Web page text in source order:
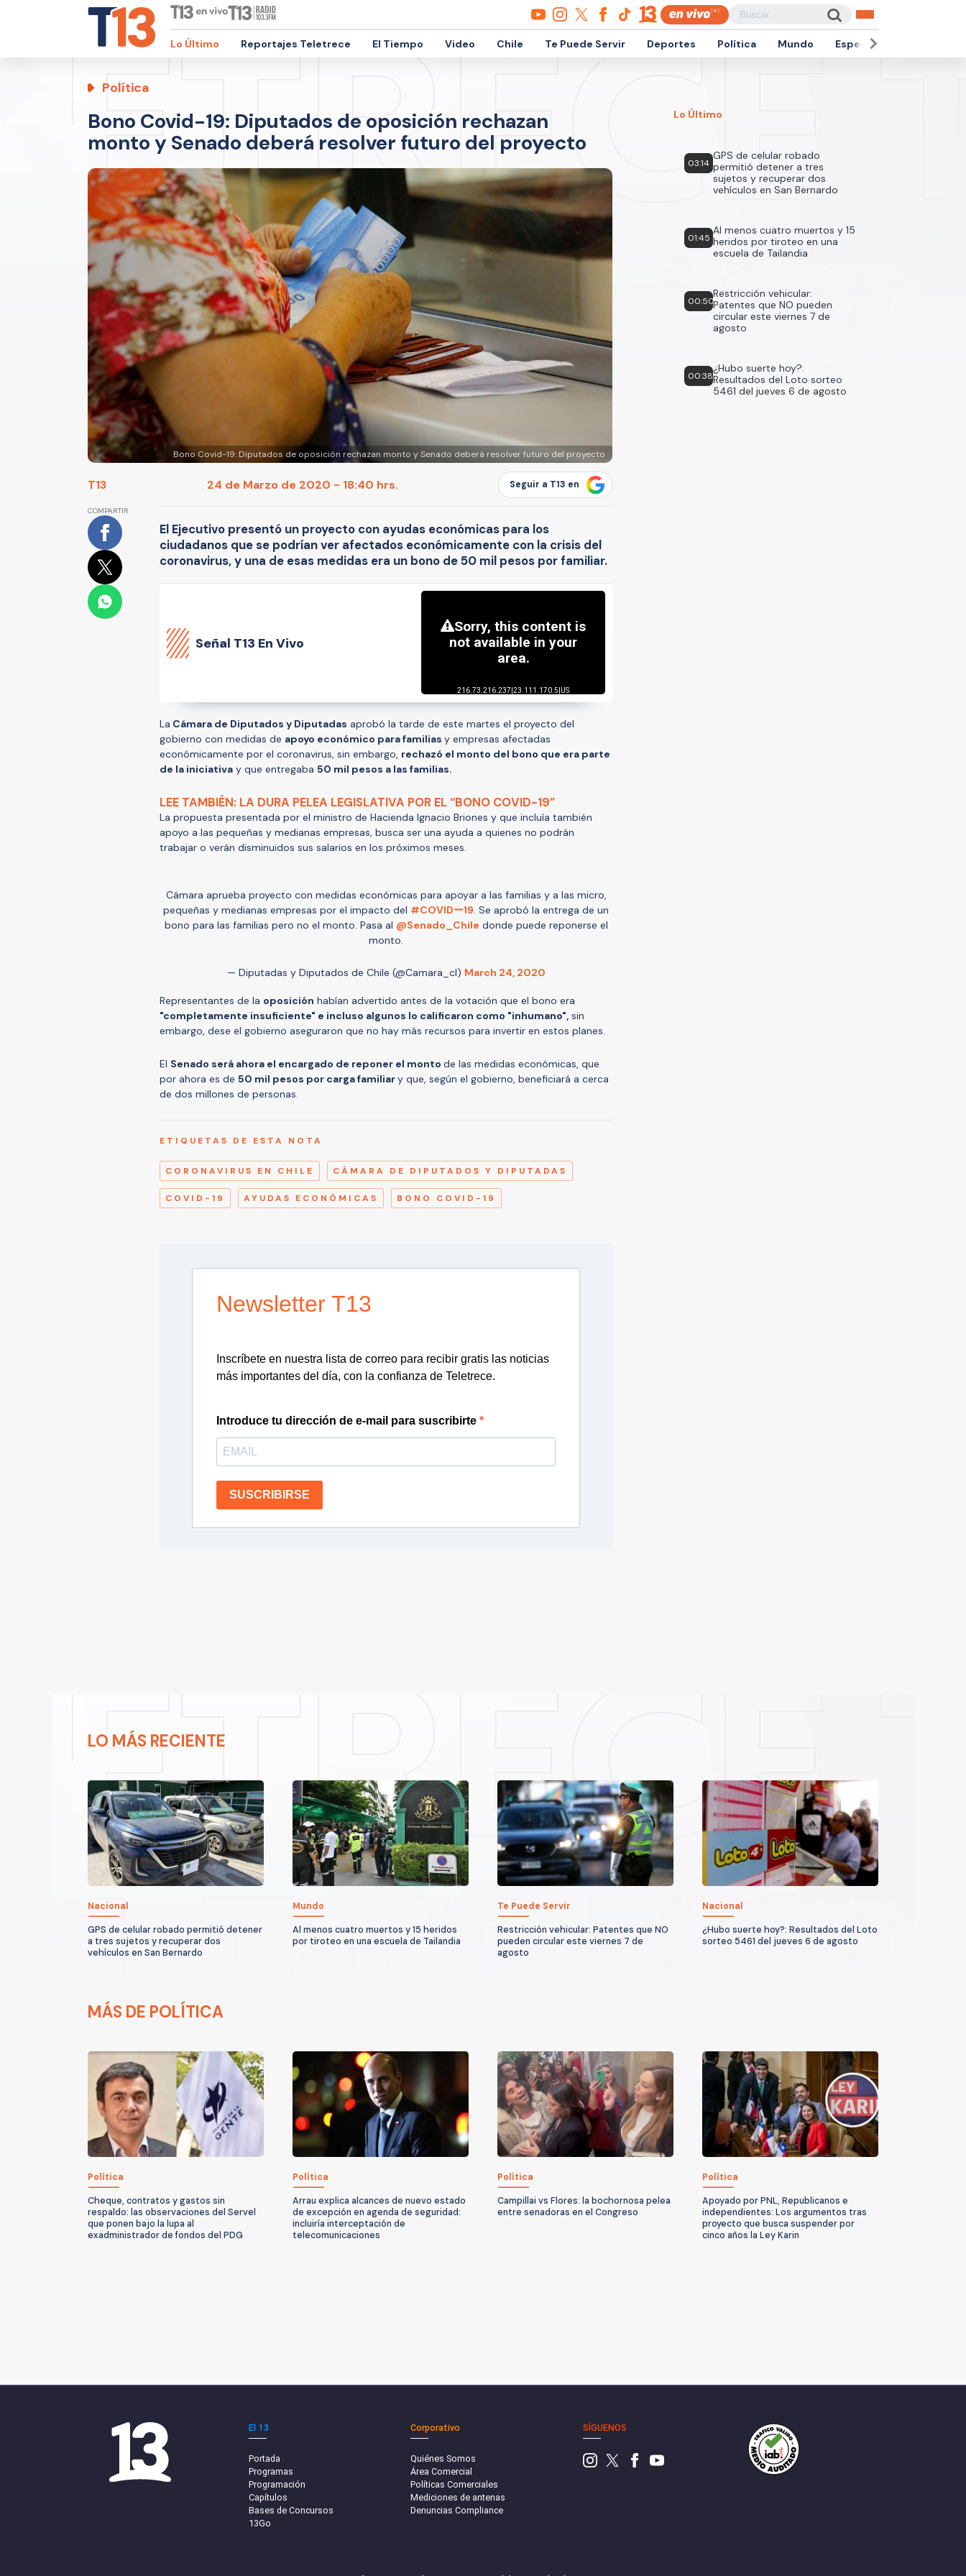
Lo Último Reportajes Teletrece El Tiempo Video Chile Te Puede Servir Deportes Política Mundo Espectáculos
Política
Bono Covid-19: Diputados de oposición rechazan
monto y Senado deberá resolver futuro del proyecto
Bono Covid-19: Diputados de oposición rechazan monto y Senado deberá resolver futuro del proyecto
T13 24 de Marzo de 2020 - 18:40 hrs. Seguir a T13 en
COMPARTIR
El Ejecutivo presentó un proyecto con ayudas económicas para los
ciudadanos que se podrían ver afectados económicamente con la crisis del
coronavirus, y una de esas medidas era un bono de 50 mil pesos por familiar.
Señal T13 En Vivo
La Cámara de Diputados y Diputadas aprobó la tarde de este martes el proyecto del
gobierno con medidas de apoyo económico para familias y empresas afectadas
económicamente por el coronavirus, sin embargo, rechazó el monto del bono que era parte
de la iniciativa y que entregaba 50 mil pesos a las familias.
LEE TAMBIÉN: LA DURA PELEA LEGISLATIVA POR EL “BONO COVID-19”
La propuesta presentada por el ministro de Hacienda Ignacio Briones y que incluía también
apoyo a las pequeñas y medianas empresas, busca ser una ayuda a quienes no podrán
trabajar o verán disminuidos sus salarios en los próximos meses.
Cámara aprueba proyecto con medidas económicas para apoyar a las familias y a las micro,
pequeñas y medianas empresas por el impacto del #COVIDー19. Se aprobó la entrega de un
bono para las familias pero no el monto. Pasa al @Senado_Chile donde puede reponerse el
monto.
— Diputadas y Diputados de Chile (@Camara_cl) March 24, 2020
Representantes de la oposición habían advertido antes de la votación que el bono era
"completamente insuficiente" e incluso algunos lo calificaron como "inhumano", sin
embargo, dese el gobierno aseguraron que no hay más recursos para invertir en estos planes.
El Senado será ahora el encargado de reponer el monto de las medidas económicas, que
por ahora es de 50 mil pesos por carga familiary que, según el gobierno, beneficiará a cerca
de dos millones de personas.
ETIQUETAS DE ESTA NOTA
CORONAVIRUS EN CHILE CÁMARA DE DIPUTADOS Y DIPUTADAS
COVID-19 AYUDAS ECONÓMICAS BONO COVID-19
Newsletter T13
Inscríbete en nuestra lista de correo para recibir gratis las noticias
más importantes del día, con la confianza de Teletrece.
Introduce tu dirección de e-mail para suscribirte
SUSCRIBIRSE
Lo Último
03:14
GPS de celular robado
permitió detener a tres
sujetos y recuperar dos
vehículos en San Bernardo
01:45
Al menos cuatro muertos y 15
heridos por tiroteo en una
escuela de Tailandia
00:50
Restricción vehicular:
Patentes que NO pueden
circular este viernes 7 de
agosto
00:38
¿Hubo suerte hoy?:
Resultados del Loto sorteo
5461 del jueves 6 de agosto
LO MÁS RECIENTE
Nacional
GPS de celular robado permitió detener
a tres sujetos y recuperar dos
vehículos en San Bernardo
Mundo
Al menos cuatro muertos y 15 heridos
por tiroteo en una escuela de Tailandia
Te Puede Servir
Restricción vehicular: Patentes que NO
pueden circular este viernes 7 de
agosto
Nacional
¿Hubo suerte hoy?: Resultados del Loto
sorteo 5461 del jueves 6 de agosto
MÁS DE POLÍTICA
Política
Cheque, contratos y gastos sin
respaldo: las observaciones del Servel
que ponen bajo la lupa al
exadministrador de fondos del PDG
Política
Arrau explica alcances de nuevo estado
de excepción en agenda de seguridad:
incluiría interceptación de
telecomunicaciones
Política
Campillai vs Flores: la bochornosa pelea
entre senadoras en el Congreso
Política
Apoyado por PNL, Republicanos e
independientes: Los argumentos tras
proyecto que busca suspender por
cinco años la Ley Karin
El 13
Portada
Programas
Programación
Capítulos
Bases de Concursos
13Go
Corporativo
Quiénes Somos
Área Comercial
Políticas Comerciales
Mediciones de antenas
Denuncias Compliance
SÍGUENOS